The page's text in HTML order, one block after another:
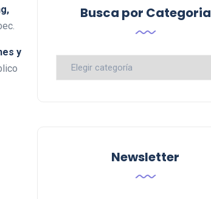
y
Busca por Categoria
Busca
Newsletter